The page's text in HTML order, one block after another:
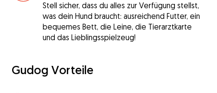
Stell sicher, dass du alles zur Verfügung stellst,
was dein Hund braucht: ausreichend Futter, ein
bequemes Bett, die Leine, die Tierarztkarte
und das Lieblingsspielzeug!
Gudog Vorteile